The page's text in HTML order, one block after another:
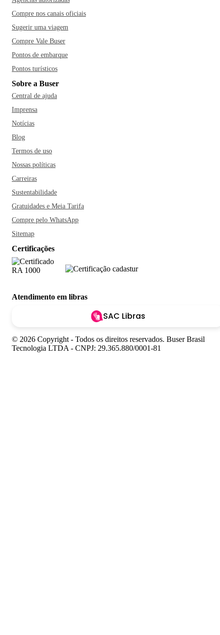
Compre nos canais oficiais
Sugerir uma viagem
Compre Vale Buser
Pontos de embarque
Pontos turísticos
Sobre a Buser
Central de ajuda
Imprensa
Notícias
Blog
Termos de uso
Nossas políticas
Carreiras
Sustentabilidade
Gratuidades e Meia Tarifa
Compre pelo WhatsApp
Sitemap
Certificações
Atendimento em libras
SAC Libras
© 2026 Copyright - Todos os direitos reservados. Buser Brasil
Tecnologia LTDA - CNPJ: 29.365.880/0001-81